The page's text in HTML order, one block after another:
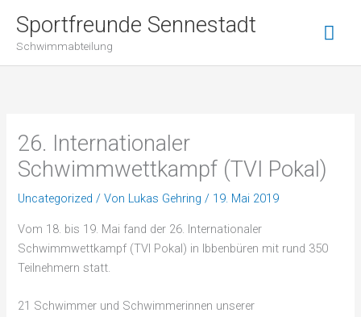
Inhalt
springen
Sportfreunde Sennestadt
Schwimmabteilung
26. Internationaler
Schwimmwettkampf (TVI Pokal)
Uncategorized / Von Lukas Gehring/ 19. Mai 2019
Vom 18. bis 19. Mai fand der 26. Internationaler
Schwimmwettkampf (TVI Pokal) in Ibbenbüren mit rund 350
Teilnehmern statt.
21 Schwimmer und Schwimmerinnen unserer